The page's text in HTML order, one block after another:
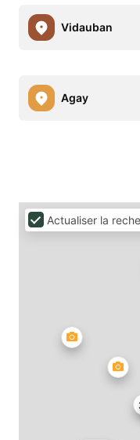
Vidauban
Agay
Actualiser la